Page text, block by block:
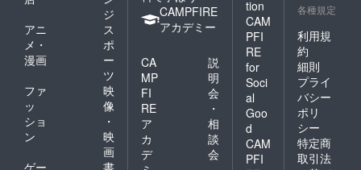
えくだ
2027年
までの2
年間 お
渡し方
法： ・
初回来
店時に
スタッ
フより
お渡し
いたし
ます。
ジ
アニ
メ・
漫画
ス
ポ
ー
ツ
ファ
ッ
ショ
ン
映
像
・
映
画
CAMPFIRE
アカデミー
CA
MP
FI
RE
ア
カ
デ
説
明
会
・
相
談
会
tion
CAM
PFI
RE
for
Soci
al
Goo
d
CAM
PFI
各種規定
利用規
約
細則
プライ
バシー
ポリ
シー
特定商
取引法